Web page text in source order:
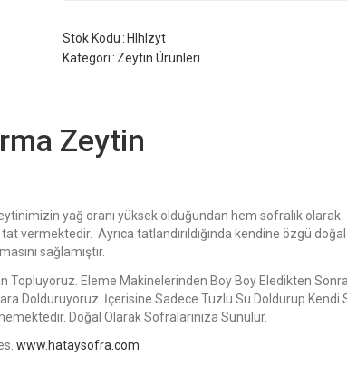
Stok Kodu
Hlhlzyt
Kategori Zeytin Ürünleri
Zeytin
yağ oranı yüksek olduğundan hem sofralık olarak
Ayrıca tatlandırıldığında kendine özgü
sağlamıştır.
Topluyoruz. Eleme Makinelerinden Boy Boy Eledikten
Dolduruyoruz. İçerisine Sadece Tuzlu Su Doldurup Kendi
Doğal Olarak Sofralarınıza Sunulur.
www.hataysofra.com